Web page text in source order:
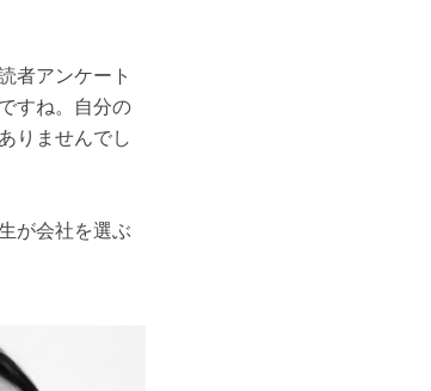
者アンケート
すね。自分の
りませんでし
が会社を選ぶ